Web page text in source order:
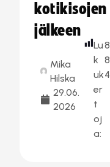
kotikisojen
jälkeen
Mika
Hilska
29.06.
2026
Lu
k
uk
er
t
oj
a:
8
8
4